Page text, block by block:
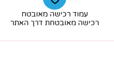
עמוד רכישה מאובטח
רכישה מאובטחת דרך האתר